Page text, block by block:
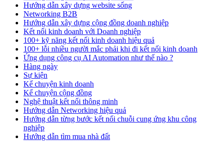
Hướng dẫn xây dựng website sống
Networking B2B
Hướng dẫn xây dựng cộng đồng doanh nghiệp
Kết nối kinh doanh với Doanh nghiệp
100+ kỹ năng kết nối kinh doanh hiệu quả
100+ lỗi nhiều người mắc phải khi đi kết nối kinh doanh
Ứng dụng công cụ AI Automation như thế nào ?
Hàng ngày
Sự kiện
Kể chuyện kinh doanh
Kể chuyện cộng đồng
Nghệ thuật kết nối thông minh
Hướng dẫn Networking hiệu quả
Hướng dẫn từng bước kết nối chuỗi cung ứng khu công
nghiệp
Hướng dẫn tìm mua nhà đất